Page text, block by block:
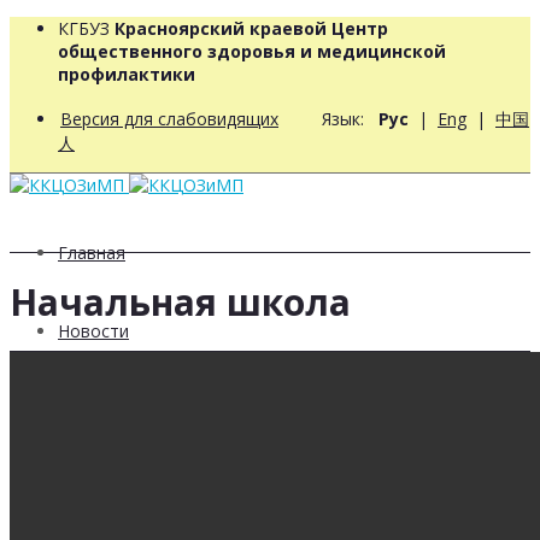
КГБУЗ Красноярский краевой Центр
общественного здоровья и медицинской
профилактики
Версия для слабовидящих Язык: Рус | Eng | 中国
人
Главная
Новости
Начальная школа